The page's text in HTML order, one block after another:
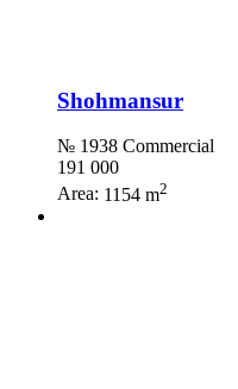
Shohmansur
№ 1938 Commercial
191 000
Area: 1154 m2